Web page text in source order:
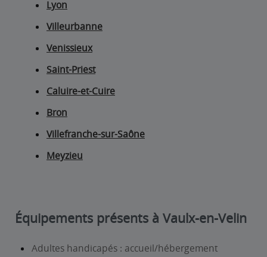
Lyon
Villeurbanne
Venissieux
Saint-Priest
Caluire-et-Cuire
Bron
Villefranche-sur-Saône
Meyzieu
Équipements présents à Vaulx-en-Velin
Adultes handicapés : accueil/hébergement